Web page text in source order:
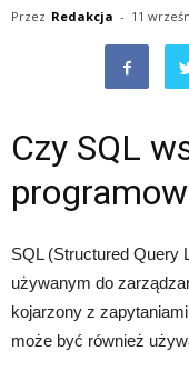
Przez Redakcja - 11
Czy SQL
SQL (Structured Query
używanym do
kojarzony z
może być również